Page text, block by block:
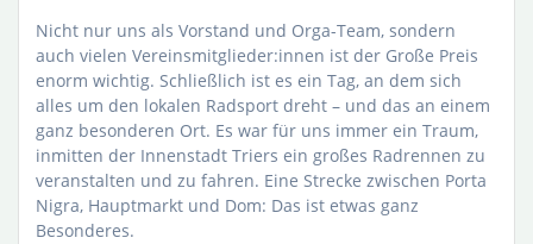
Nicht nur uns als Vorstand und Orga-Team, sondern
auch vielen Vereinsmitglieder:innen ist der Große Preis
enorm wichtig. Schließlich ist es ein Tag, an dem sich
alles um den lokalen Radsport dreht – und das an einem
ganz besonderen Ort. Es war für uns immer ein Traum,
inmitten der Innenstadt Triers ein großes Radrennen zu
veranstalten und zu fahren. Eine Strecke zwischen Porta
Nigra, Hauptmarkt und Dom: Das ist etwas ganz
Besonderes.